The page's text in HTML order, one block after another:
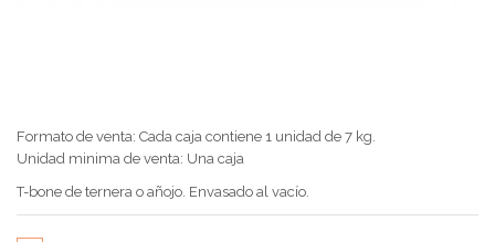
Formato de venta: Cada caja contiene 1 unidad de 7 kg.
Unidad minima de venta: Una caja
T-bone de ternera o añojo. Envasado al vacío.